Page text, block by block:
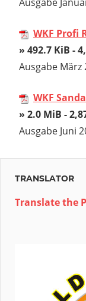
WKF Profi
» 492.7 KiB -
Ausgabe März
WKF
» 2.0 MiB -
Ausgabe Juni
TRANSLATOR
Translate the